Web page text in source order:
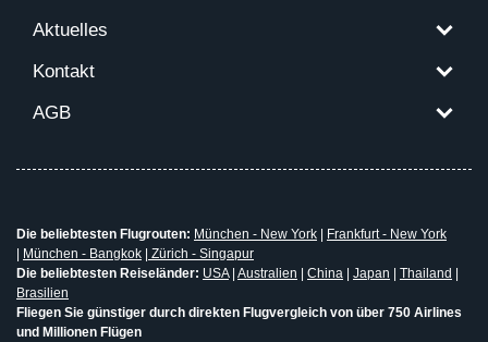
Aktuelles
Kontakt
AGB
Die beliebtesten Flugrouten: München - New York
Frankfurt - New York
München - Bangkok
Zürich - Singapur
Die beliebtesten Reiseländer: USA| Australien China Japan Thailand
Brasilien
Fliegen Sie günstiger durch direkten Flugvergleich von über 750 Airlines
und Millionen Flügen